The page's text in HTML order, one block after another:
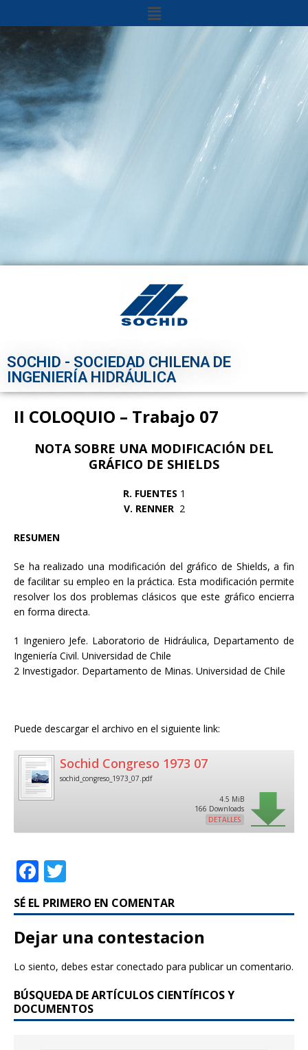
SOCHID - SOCIEDAD CHILENA DE
INGENIERÍA HIDRÁULICA
II COLOQUIO – Trabajo 07
NOTA SOBRE UNA MODIFICACIÓN DEL
GRÁFICO DE SHIELDS
R. FUENTES 1
V. RENNER 2
RESUMEN
Se ha realizado una modificación del gráfico de Shields, a fin
de facilitar su empleo en la práctica. Esta modificación permite
resolver los dos problemas clásicos que este gráfico encierra
en forma directa.
1 Ingeniero Jefe. Laboratorio de Hidráulica, Departamento de
Ingeniería Civil. Universidad de Chile
2 Investigador. Departamento de Minas. Universidad de Chile
Puede descargar el archivo en el siguiente link:
Sochid Congreso 1973 07
sochid_congreso_1973_07.pdf
4.5 MiB
166 Downloads
DETALLES
F
a
c
e
b
o
k
w
it
te
r
SÉ EL PRIMERO EN COMENTAR
Dejar una contestacion
Lo siento, debes estarconectado para publicar un comentario.
BÚSQUEDA DE ARTÍCULOS CIENTÍFICOS Y
DOCUMENTOS